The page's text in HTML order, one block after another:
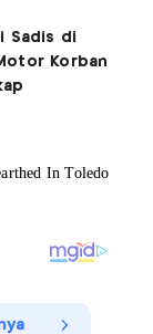
Sadis di
Korban